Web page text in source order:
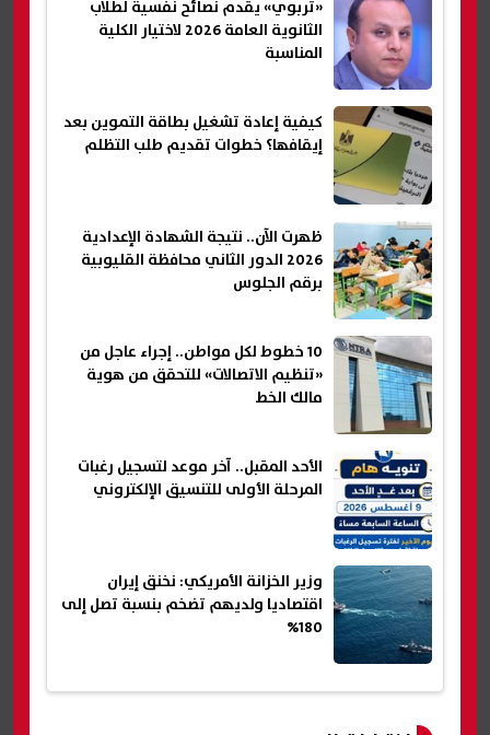
«تربوي» يقدم نصائح نفسية لطلاب
الثانوية العامة 2026 لاختيار الكلية
المناسبة
كيفية إعادة تشغيل بطاقة التموين بعد
إيقافها؟ خطوات تقديم طلب التظلم
ظهرت الآن.. نتيجة الشهادة الإعدادية
2026 الدور الثاني محافظة القليوبية
برقم الجلوس
10 خطوط لكل مواطن.. إجراء عاجل من
«تنظيم الاتصالات» للتحقق من هوية
مالك الخط
الأحد المقبل.. آخر موعد لتسجيل رغبات
المرحلة الأولى للتنسيق الإلكتروني
وزير الخزانة الأمريكي: نخنق إيران
اقتصاديا ولديهم تضخم بنسبة تصل إلى
180%